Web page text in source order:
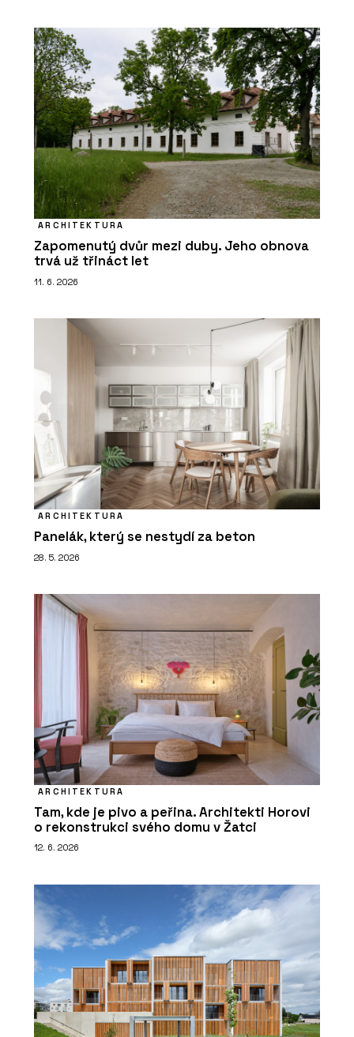
ARCHITEKTURA
Zapomenutý dvůr mezi duby. Jeho obnova
trvá už třináct let
11. 6. 2026
ARCHITEKTURA
Panelák, který se nestydí za beton
28. 5. 2026
ARCHITEKTURA
Tam, kde je pivo a peřina. Architekti Horovi
o rekonstrukci svého domu v Žatci
12. 6. 2026